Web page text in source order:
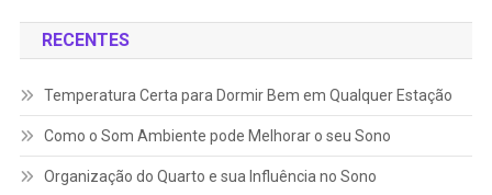
RECENTES
Temperatura Certa para Dormir Bem em Qualquer Estação
Como o Som Ambiente pode Melhorar o seu Sono
Organização do Quarto e sua Influência no Sono